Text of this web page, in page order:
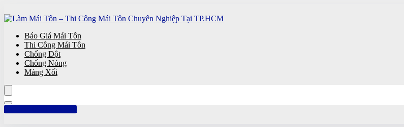
Báo Giá Mái Tôn
Thi Công Mái Tôn
Chống Dột
Chống Nóng
Máng Xối
Hotline: 0961 894 472